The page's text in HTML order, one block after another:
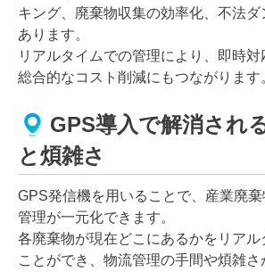
キング、廃棄物収集の効率化、不法
あります。
リアルタイムでの管理により、即時対
総合的なコスト削減にもつながります
GPS導入で解消され
と煩雑さ
GPS発信機を用いることで、産業廃
管理が一元化できます。
各廃棄物が現在どこにあるかをリアル
ことができ、物流管理の手間や煩雑